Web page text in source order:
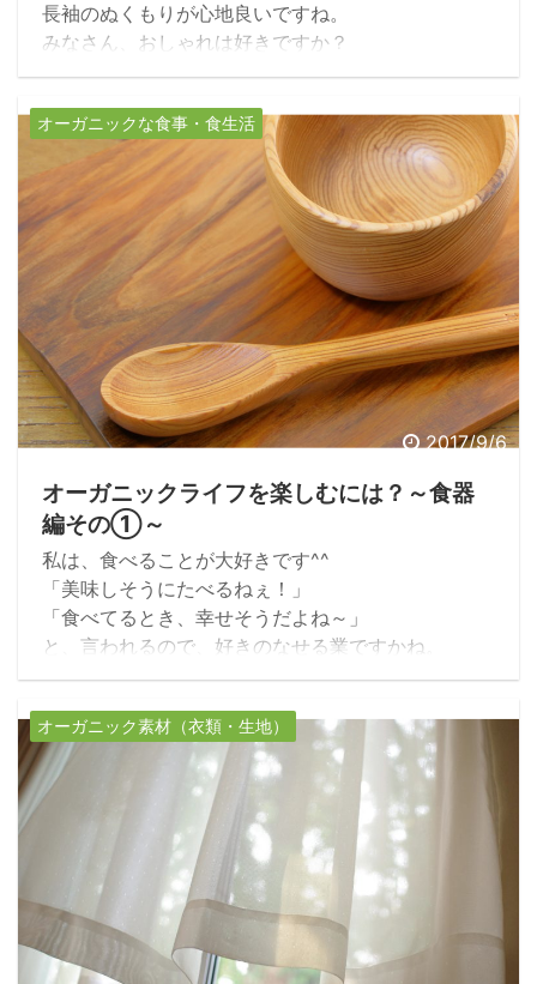
長袖のぬくもりが心地良いですね。
みなさん、おしゃれは好きですか？
私は、好きです！・・・と、胸を張っては言えない
でも、好きなのです！
好きも何も、隠せればなんでもいい！
という方もいらっしゃるかもしれませんね。
オーガニックな食事・食生活
2017/9/6
オーガニックライフを楽しむには？～食器
編その①～
私は、食べることが大好きです^^
「美味しそうにたべるねぇ！」
「食べてるとき、幸せそうだよね～」
と、言われるので、好きのなせる業ですかね。
作るより、食べる専門です。
ので、作ることもなんとなくできます。
夫のほうがいろいろ作れますが…。
オーガニック素材（衣類・生地）